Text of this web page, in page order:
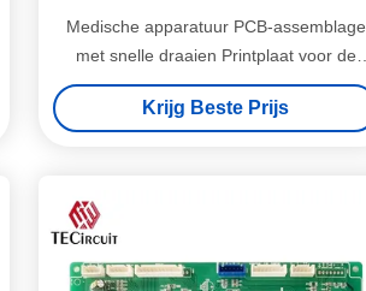
Medische apparatuur PCB-assemblage
met snelle draaien Printplaat voor de
gezondheidszorg
Krijg Beste Prijs